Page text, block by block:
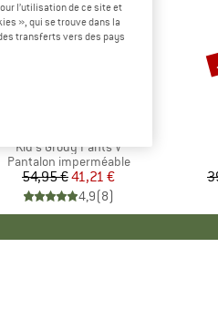
Article
Kid's Grody Pants V
Product group
Pantalon imperméable
Prix
54,95 €Prix réduit
41,21 €
4,9(8)
l’utilisation de ce site et
», qui se trouve dans la
transferts vers des pays